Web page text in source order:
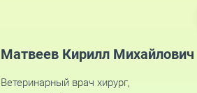
Матвеев Кирилл Михайлович
Ветеринарный врач хирург,